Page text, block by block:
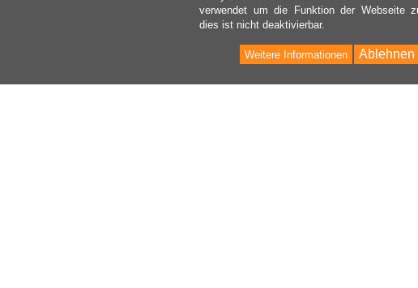
verwendet um die Funktion der Webseite
dies ist nicht deaktivierbar.
Ablehnen
Weitere Informationen